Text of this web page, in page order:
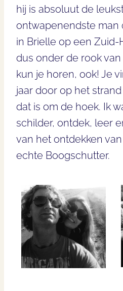
hij is absoluut de
ontwapenendste man
in Brielle op een Zuid-
dus onder de rook
kun je horen, ook! Je
jaar door op het
dat is om de hoek. Ik
schilder, ontdek, leer
van het ontdekken
echte Boogschutter.